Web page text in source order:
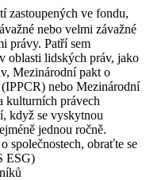
zastoupených ve fondu,
nebo velmi závažné
právy. Patří sem
oblasti lidských práv, jako
Mezinárodní pakt o
nebo Mezinárodní
kulturních právech
když se vyskytnou
jednou ročně.
společnostech, obraťte se
ESG)